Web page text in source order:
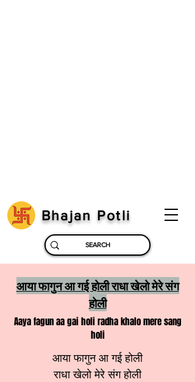
Bhajan Potli
आया फागुन आ गई होली राधा खेलो मेरे संग
होली
Aaya fagun aa gai holi radha khalo mere sang
holi
आया फागुन आ गई होली
राधा खेलो मेरे संग होली